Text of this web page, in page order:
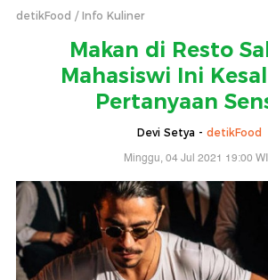
detikFood Info Kuliner
Makan di Resto
Mahasiswi Ini
Pertanyaan
Devi Setya - detikFood
Minggu, 04 Jul 2021 19:00